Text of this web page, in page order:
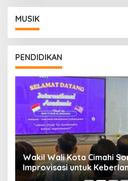
MUSIK
PENDIDIKAN
Wakil Wali Kota Cimahi
Improvisasi untuk
Pendidikan